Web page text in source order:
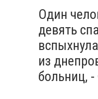
Один
девять
из
больниц,